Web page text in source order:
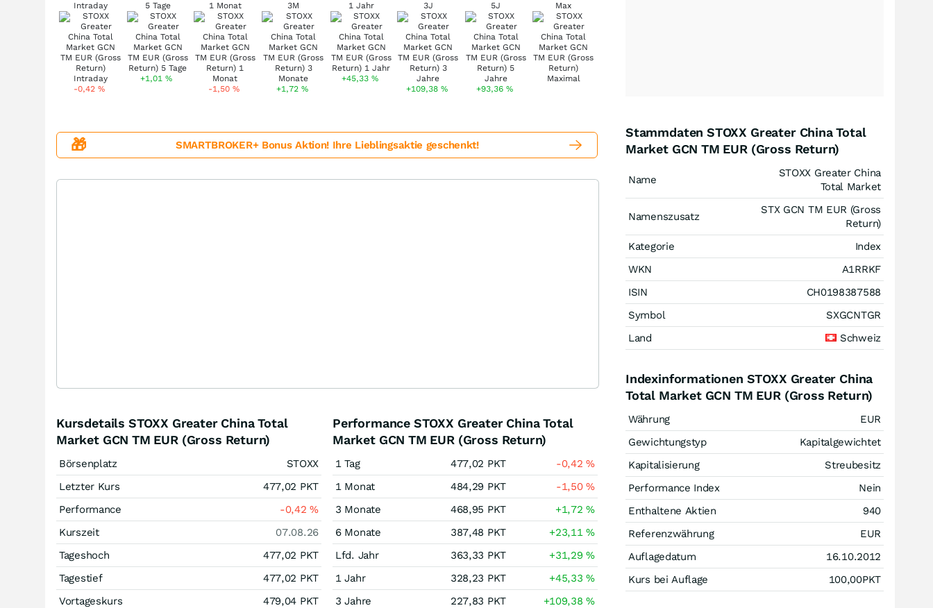
Intraday
-0,42 %
5 Tage
+1,01%
1 Monat
-1,50 %
3M
+1,72 %
1 Jahr
+45,33 %
3J
+109,38 %
5J
+93,36 %
Max
🎁 SMARTBROKER+ Bonus Aktion! Ihre Lieblingsaktie geschenkt!
Kursdetails STOXX Greater China Total
Market GCN TM EUR (Gross Return)
Börsenplatz
STOXX
Letzter Kurs
477,02 PKT
Performance
-0,42%
Kurszeit
07.08.26
Tageshoch
477,02 PKT
Tagestief
477,02 PKT
Vortageskurs
479,04 PKT
Performance STOXX Greater China Total
Market GCN TM EUR (Gross Return)
1 Tag 477,02 PKT -0,42%
1 Monat
484,29 PKT -1,50%
3 Monate
468,95 PKT +1,72%
6 Monate
387,48 PKT +23,11%
Lfd. Jahr
363,33 PKT +31,29%
1 Jahr
328,23 PKT +45,33%
3 Jahre
227,83 PKT +109,38%
Stammdaten STOXX Greater China Total
Market GCN TM EUR (Gross Return)
Name
STOXX Greater China
Total Market
Namenszusatz
STX GCN TM EUR (Gross
Return)
Kategorie
Index
WKN
A1RRKF
ISIN
CH0198387588
Symbol
SXGCNTGR
Land
Schweiz
Indexinformationen STOXX Greater China
Total Market GCN TM EUR (Gross Return)
Währung
EUR
Gewichtungstyp
Kapitalgewichtet
Kapitalisierung
Streubesitz
Performance Index
Nein
Enthaltene Aktien
940
Referenzwährung
EUR
Auflagedatum
16.10.2012
Kurs bei Auflage
100,00PKT